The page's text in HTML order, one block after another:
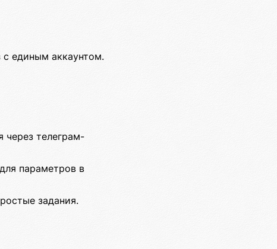
с единым аккаунтом.
через телеграм-
параметров в
задания.